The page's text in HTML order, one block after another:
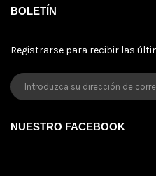
BOLETÍN
Registrarse para recibir las
NUESTRO FACEBOOK